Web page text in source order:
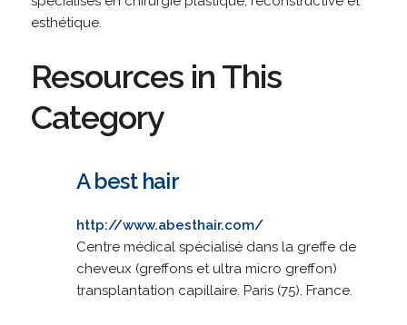
esthétique.
Resources in This
Category
A best hair
http://www.abesthair.com/
Centre médical spécialisé dans la greffe de
cheveux (greffons et ultra micro greffon)
transplantation capillaire. Paris (75). France.